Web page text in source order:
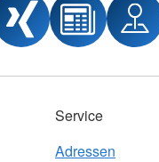
Service
Adressen